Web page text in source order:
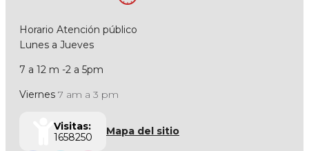
Horario Atención público
Lunes a Jueves
7 a 12 m -2 a 5pm
Viernes 7 am a 3 pm
Visitas:
1658250
Mapa del sitio